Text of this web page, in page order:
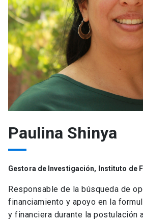
Paulina Shinya
Gestora de Investigación, Instituto de
Responsable de la búsqueda de
financiamiento y apoyo en la
y financiera durante la postulación